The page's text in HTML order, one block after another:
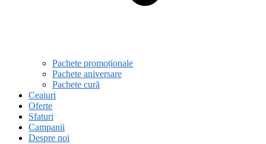
Pachete promoționale
Pachete aniversare
Pachete cură
Ceaiuri
Oferte
Sfaturi
Campanii
Despre noi